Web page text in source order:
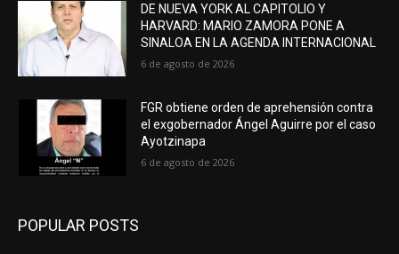
DE NUEVA YORK AL CAPITOLIO Y
HARVARD: MARIO ZAMORA PONE A
SINALOA EN LA AGENDA INTERNACIONAL
6 de agosto de 2026
FGR obtiene orden de aprehensión contra
el exgobernador Ángel Aguirre por el caso
Ayotzinapa
6 de agosto de 2026
POPULAR POSTS